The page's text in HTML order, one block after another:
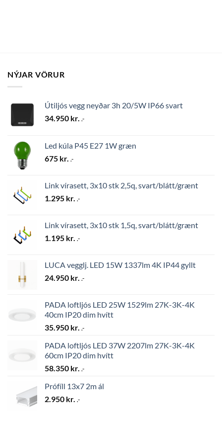
NÝJAR VÖRUR
Útiljós vegg neyðar 3h 20/5W IP66 svart
34.950 kr. .-
Led kúla P45 E27 1W græn
675 kr. .-
Link vírasett, 3x10 stk 2,5q, svart/blátt/grænt
1.295 kr. .-
Link vírasett, 3x10 stk 1,5q, svart/blátt/grænt
1.195 kr. .-
LUCA vegglj. LED 15W 1337lm 4K IP44 gyllt
24.950 kr. .-
PADA loftljós LED 25W 1529lm 27K-3K-4K
40cm IP20 dim hvítt
35.950 kr. .-
PADA loftljós LED 37W 2207lm 27K-3K-4K
60cm IP20 dim hvítt
58.350 kr. .-
Prófíll 13x7 2m ál
2.950 kr. .-